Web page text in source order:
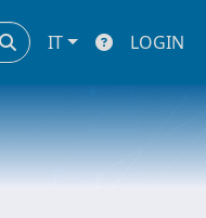
IT LOGIN